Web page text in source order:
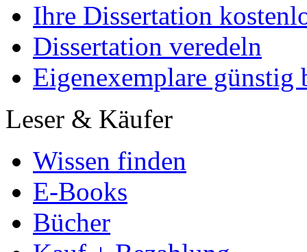
Ihre Dissertation
Dissertation veredeln
Eigenexemplare günstig
Leser & Käufer
Wissen finden
E-Books
Bücher